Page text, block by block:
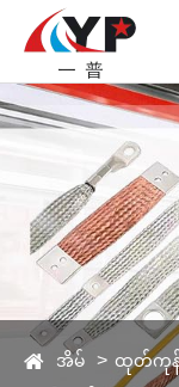
အိမ် ထုတ်ကုန်မ